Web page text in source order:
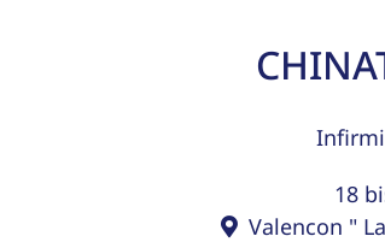
18
Valencon "